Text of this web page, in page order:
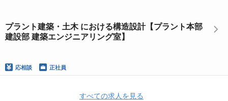
プラント建築・土木 における構造設計【プラント本部
建設部 建築エンジニアリング室】
応相談 正社員
すべての求人を見る